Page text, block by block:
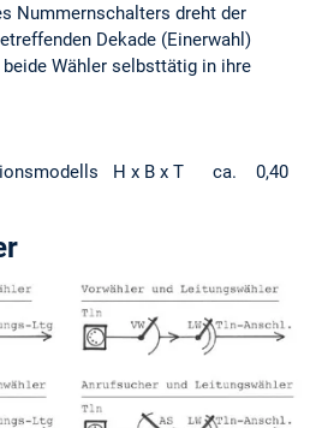
Nummernschalters dreht der
Dekade (Einerwahl)
Wähler selbsttätig in ihre
H x B x T ca. 0,40